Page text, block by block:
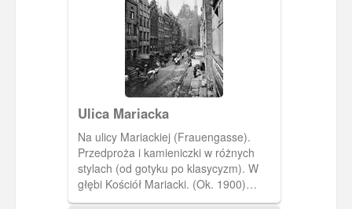
Ulica Mariacka
Na ulicy Mariackiej (Frauengasse).
Przedproża i kamieniczki w różnych
stylach (od gotyku po klasycyzm). W
głębi Kościół Mariacki. (Ok. 1900)
[IDX:1473,1237]